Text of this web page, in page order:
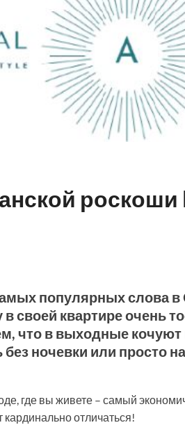
роскоши
популярных слова
своей квартире очень
что в выходные кочуют
ночевки или просто
где вы живете – самый
кардинально отличаться!